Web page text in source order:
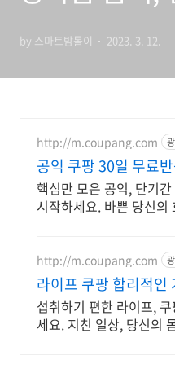
by 스마트밤톨이 2023. 3. 12.
http://m.coupang.com
공익 쿠팡 30일 무료
핵심만 모은 공익, 단기
시작하세요. 바쁜 당신
http://m.coupang.com
라이프 쿠팡 합리적인
섭취하기 편한 라이프,
세요. 지친 일상, 당신의